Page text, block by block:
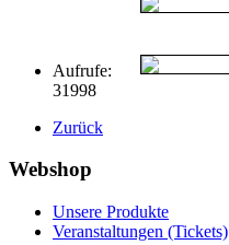
Aufrufe:
31998
Zurück
Webshop
Unsere Produkte
Veranstaltungen (Tickets)